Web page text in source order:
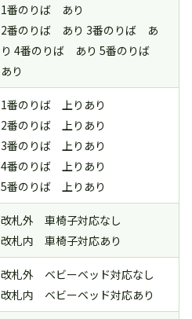
1番のりば あり
2番のりば あり 3番のりば あ
り 4番のりば あり 5番のりば
あり
1番のりば 上りあり
2番のりば 上りあり
3番のりば 上りあり
4番のりば 上りあり
5番のりば 上りあり
改札外 車椅子対応なし
改札内 車椅子対応あり
改札外 ベビーベッド対応なし
改札内 ベビーベッド対応あり